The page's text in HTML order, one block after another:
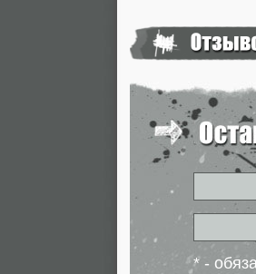
* -